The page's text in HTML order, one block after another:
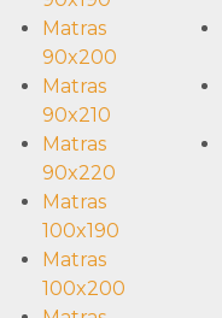
Matras
90x200
Matras
90x210
Matras
90x220
Matras
100x190
Matras
100x200